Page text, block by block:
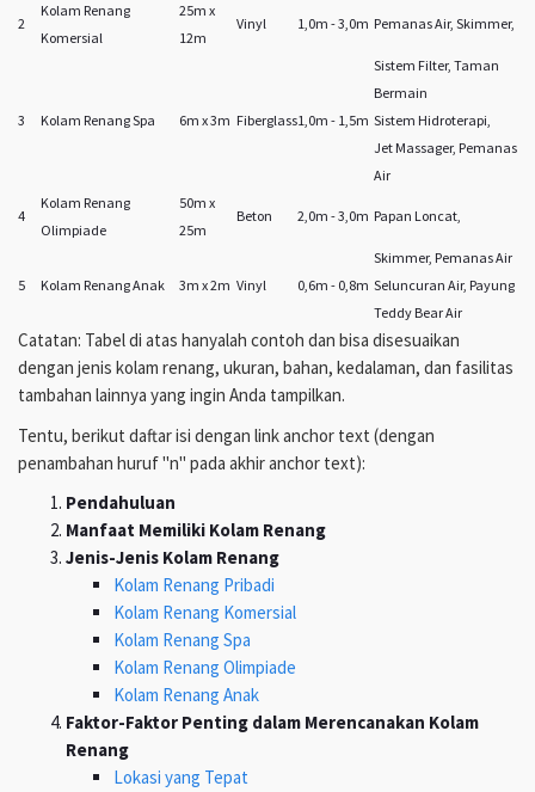
2
Kolam Renang
Komersial
25m x
12m
Vinyl 1,0m - 3,0m Pemanas Air, Skimmer,
Sistem Filter, Taman
Bermain
3
Kolam Renang Spa 6m x 3m Fiberglass1,0m - 1,5m Sistem Hidroterapi,
Jet Massager, Pemanas
Air
4
Kolam Renang
Olimpiade
50m x
25m
Beton 2,0m - 3,0m Papan Loncat,
Skimmer, Pemanas Air
5
Kolam Renang Anak 3m x 2m Vinyl 0,6m - 0,8m Seluncuran Air, Payung
Teddy Bear Air
Catatan: Tabel di atas hanyalah contoh dan bisa disesuaikan
dengan jenis kolam renang, ukuran, bahan, kedalaman, dan fasilitas
tambahan lainnya yang ingin Anda tampilkan.
Tentu, berikut daftar isi dengan link anchor text (dengan
penambahan huruf "n" pada akhir anchor text):
Pendahuluan
Manfaat Memiliki Kolam Renang
Jenis-Jenis Kolam Renang
Kolam Renang Pribadi
Kolam Renang Komersial
Kolam Renang Spa
Kolam Renang Olimpiade
Kolam Renang Anak
Faktor-Faktor Penting dalam Merencanakan Kolam
Renang
Lokasi yang Tepat